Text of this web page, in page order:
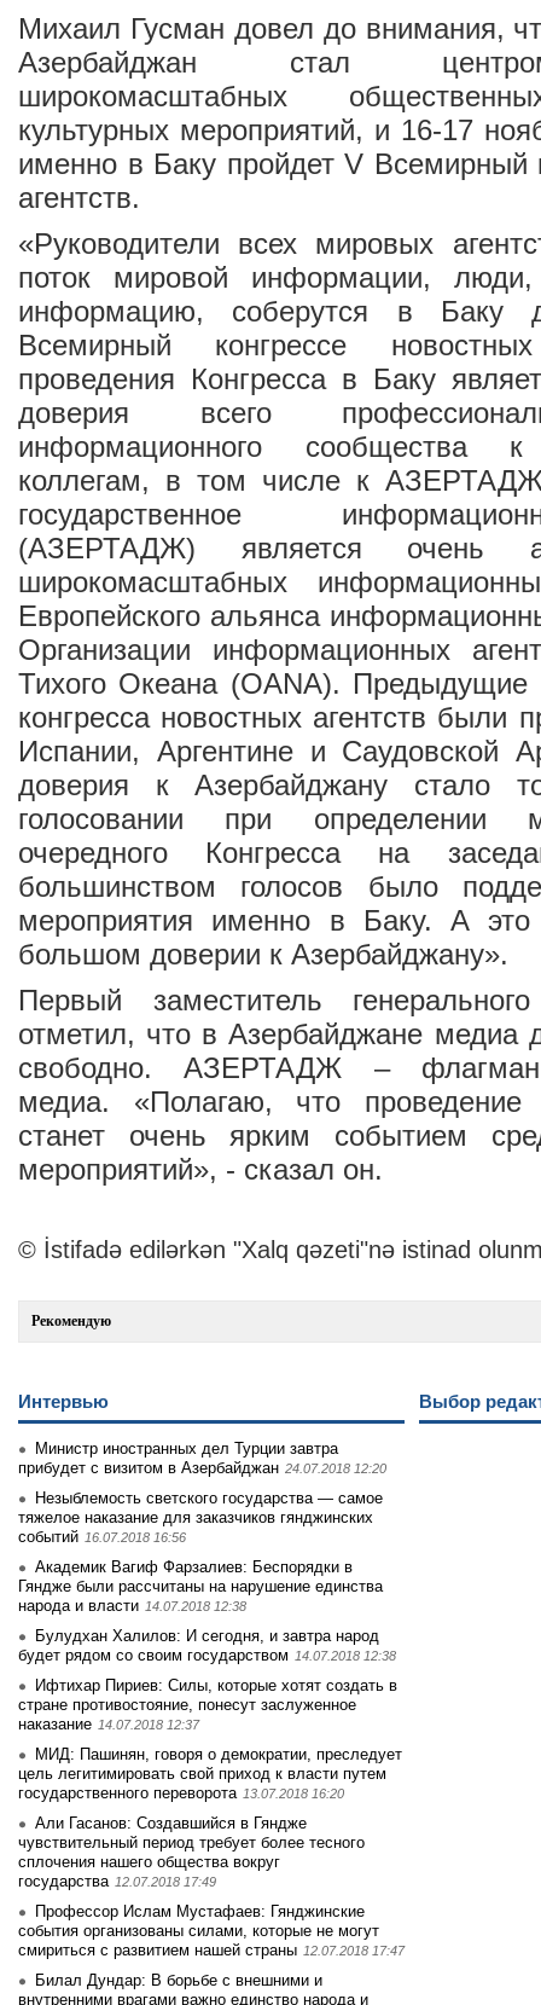
Михаил Гусман довел до внимания,
Азербайджан стал
широкомасштабных
культурных мероприятий, и 16-17
именно в Баку пройдет V Всемирный
агентств.
«Руководители всех мировых
поток мировой информации, люди,
информацию, соберутся в Баку
Всемирный конгрессе
проведения Конгресса в Баку
доверия всего
информационного сообщества к
коллегам, в том числе к
государственное
(АЗЕРТАДЖ) является очень
широкомасштабных
Европейского альянса
Организации информационных
Тихого Океана (OANA). Предыдущие
конгресса новостных агентств были
Испании, Аргентине и Саудовской
доверия к Азербайджану стало
голосовании при определении
очередного Конгресса на
большинством голосов было
мероприятия именно в Баку. А это
большом доверии к Азербайджану».
Первый заместитель
отметил, что в Азербайджане медиа
свободно. АЗЕРТАДЖ – флагман
медиа. «Полагаю, что проведение
станет очень ярким событием
мероприятий», - сказал он.
© İstifadə edilərkən "Xalq qəzeti"nə istinad
Рекомендую
Интервью
Министр иностранных дел Турции завтра
прибудет с визитом в Азербайджан 24.07.2018 12:20
Незыблемость светского государства — самое
тяжелое наказание для заказчиков гянджинских
событий 16.07.2018 16:56
Академик Вагиф Фарзалиев: Беспорядки в
Гяндже были рассчитаны на нарушение единства
народа и власти 14.07.2018 12:38
Булудхан Халилов: И сегодня, и завтра народ
будет рядом со своим государством 14.07.2018 12:38
Ифтихар Пириев: Силы, которые хотят создать в
стране противостояние, понесут заслуженное
наказание 14.07.2018 12:37
МИД: Пашинян, говоря о демократии, преследует
цель легитимировать свой приход к власти путем
государственного переворота 13.07.2018 16:20
Али Гасанов: Создавшийся в Гяндже
чувствительный период требует более тесного
сплочения нашего общества вокруг
государства 12.07.2018 17:49
Профессор Ислам Мустафаев: Гянджинские
события организованы силами, которые не могут
смириться с развитием нашей страны 12.07.2018 17:47
Билал Дундар: В борьбе с внешними и
внутренними врагами важно единство народа и
Выбор